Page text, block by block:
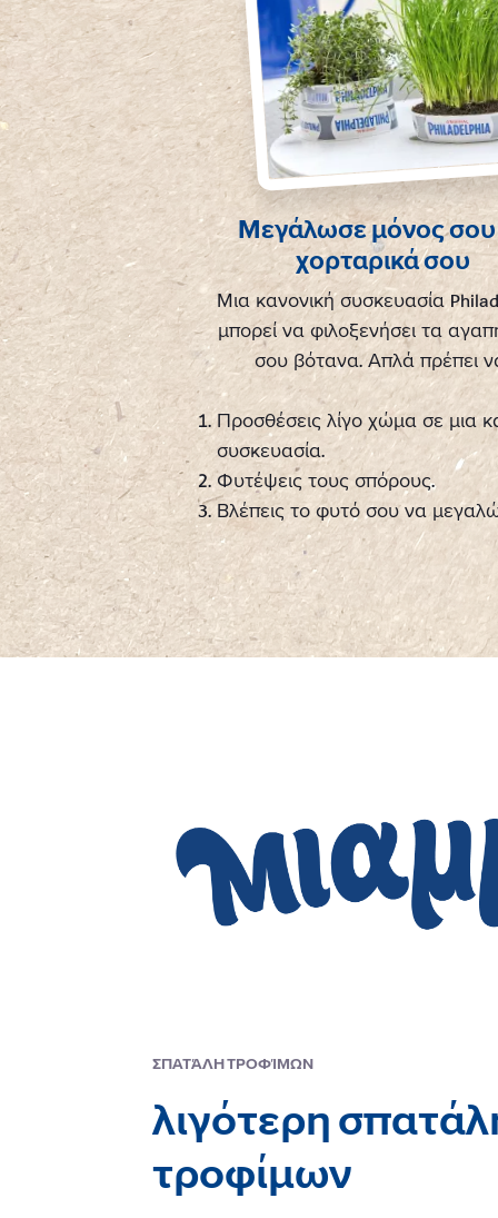
Μεγάλωσε μόνος σου
χορταρικά σου
Μια κανονική συσκευασία
μπορεί να φιλοξενήσει τα
σου βότανα. Απλά πρέπει
Προσθέσεις λίγο χώμα σε μια
συσκευασία.
Φυτέψεις τους σπόρους.
Βλέπεις το φυτό σου να
ΣΠΑΤΆΛΗ ΤΡΟΦΊΜΩΝ
λιγότερη
τροφίμων